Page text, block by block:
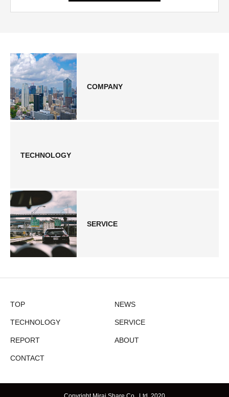
COMPANY
TECHNOLOGY
SERVICE
TOP NEWS
TECHNOLOGY SERVICE
REPORT ABOUT
CONTACT